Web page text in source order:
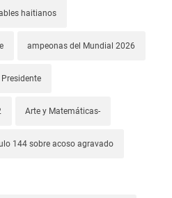
haitianos
ampeonas del Mundial 2026
Arte y Matemáticas-
144 sobre acoso agravado